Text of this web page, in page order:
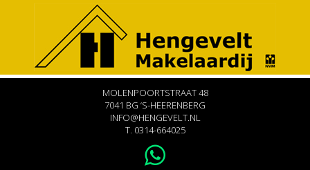
MOLENPOORTSTRAAT 48
7041 BG ‘S-HEERENBERG
INFO@HENGEVELT.NL
T. 0314-664025